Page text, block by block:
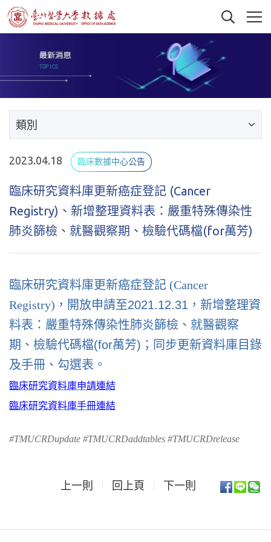
類別
2023.04.18 臨床數據中心公告
臨床研究資料庫更新癌症登記 (Cancer
Registry)、新增整理資料表：嚴重特殊傳染性
肺炎篩檢、就醫觀察期、檢驗代碼檔(for萬芳)
臨床研究資料庫更新癌症登記 (Cancer
Registry)， 開放申請至2021.12.31，新增整理資
料表：嚴重特殊傳染性肺炎篩檢、就醫觀察
期、檢驗代碼檔(for萬芳) ；同步更新資料庫目錄
及手冊、勾選表。
臨床研究資料庫申請連結
臨床研究資料庫手冊連結
#TMUCRDupdate #TMUCRDaddtables #TMUCRDrelease
上一則 回上頁 下一則